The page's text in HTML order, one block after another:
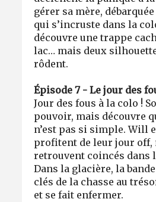
gérer sa mère,
qui s’incruste dans la
découvre une trappe
lac… mais deux
rôdent.
Épisode 7 - Le jour des
Jour des fous à la colo !
pouvoir, mais découvre
n’est pas si simple. Will
profitent de leur jour off,
retrouvent coincés dans
Dans la glacière, la
clés de la chasse au
et se fait enfermer.